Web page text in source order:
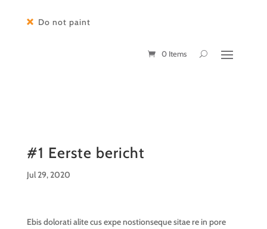
Do not paint
0 Items
#1 Eerste bericht
Jul 29, 2020
Ebis dolorati alite cus expe nostionseque sitae re in pore